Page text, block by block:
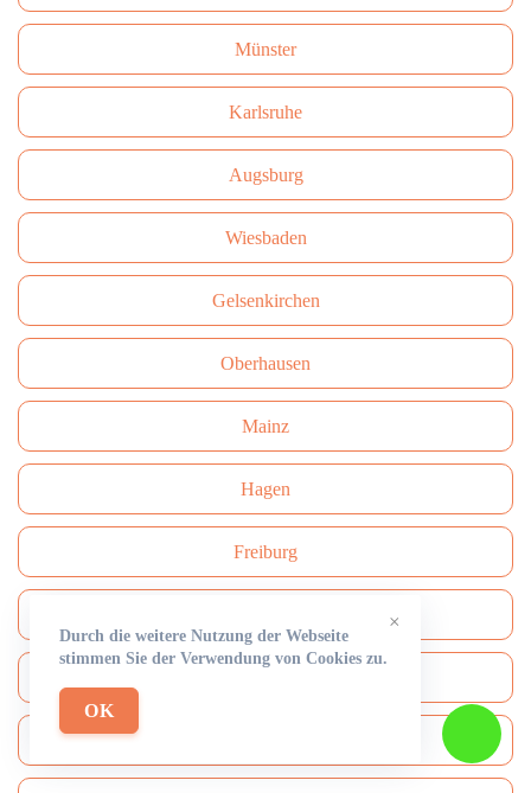
Münster
Karlsruhe
Augsburg
Wiesbaden
Gelsenkirchen
Oberhausen
Mainz
Hagen
Freiburg
×
Durch die weitere Nutzung der Webseite
stimmen Sie der Verwendung von Cookies zu.
OK